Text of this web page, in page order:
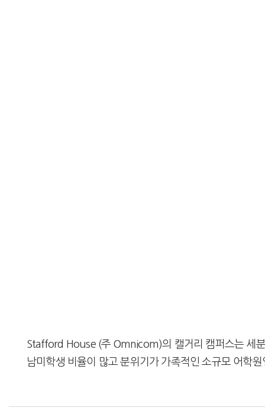
Stafford House (주 Omnicom)의 캘거리 캠퍼스는 세
남미학생 비율이 많고 분위기가 가족적인 소규모 어학